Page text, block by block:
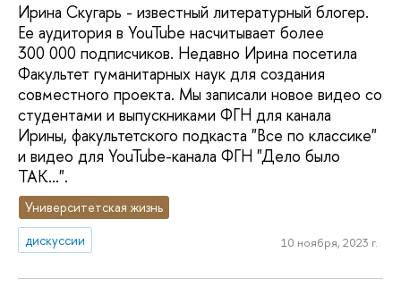
Ирина Скугарь - известный литературный блогер.
Ее аудитория в YouTube насчитывает более
300 000 подписчиков. Недавно Ирина посетила
Факультет гуманитарных наук для создания
совместного проекта. Мы записали новое видео со
студентами и выпускниками ФГН для канала
Ирины, факультетского подкаста "Все по классике"
и видео для YouTube-канала ФГН "Дело было
ТАК…".
Университетская жизнь
дискуссии
10 ноября, 2023 г.